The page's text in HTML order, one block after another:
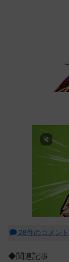
28件のコメン
◆関連記事